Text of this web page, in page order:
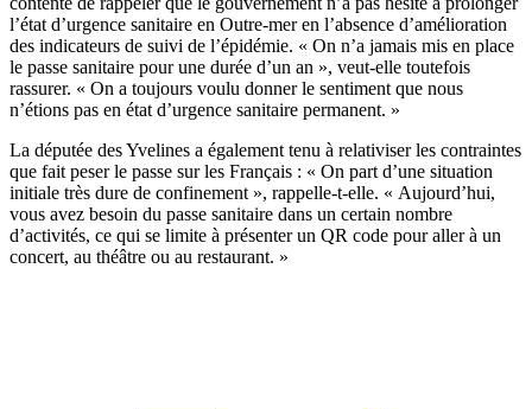
l’état d’urgence sanitaire en Outre-meren l’absence d’amélioration
des indicateurs de suivi de l’épidémie. « On n’a jamais mis en place
le passe sanitaire pour une durée d’un an », veut-elle toutefois
rassurer. « On a toujours voulu donner le sentiment que nous
n’étions pas en état d’urgence sanitaire permanent. »
La députée des Yvelines a également tenu à relativiser les contraintes
que fait peser le passe sur les Français : « On part d’une situation
initiale très dure de confinement », rappelle-t-elle. « Aujourd’hui,
vous avez besoin du passe sanitaire dans un certain nombre
d’activités, ce qui se limite à présenter un QR code pour aller à un
concert, au théâtre ou au restaurant. »